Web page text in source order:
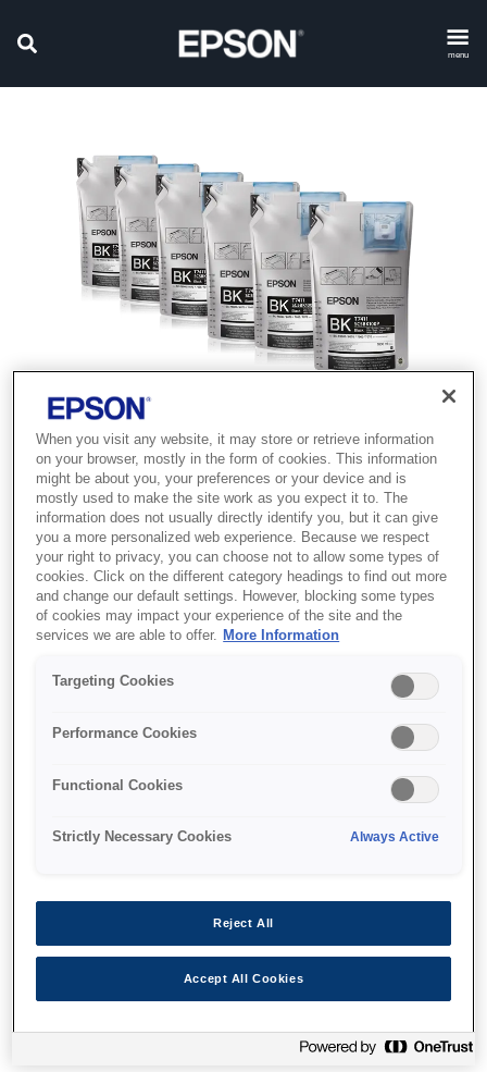
menu
SKU: C13T741100
UltraChrome DS Black
T741100 (1Lx6packs)
When you visit any website, it may store or retrieve information
on your browser, mostly in the form of cookies. This information
might be about you, your preferences or your device and is
mostly used to make the site work as you expect it to. The
information does not usually directly identify you, but it can give
you a more personalized web experience. Because we respect
your right to privacy, you can choose not to allow some types of
cookies. Click on the different category headings to find out more
and change our default settings. However, blocking some types
of cookies may impact your experience of the site and the
services we are able to offer.
More Information
Targeting Cookies
Performance Cookies
Functional Cookies
Strictly Necessary Cookies Always Active
Reject All
Accept All Cookies